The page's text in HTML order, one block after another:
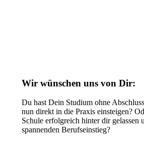
Wir wünschen uns von Dir:
Du hast Dein Stu­dium ohne
nun direkt in die Pra­xis ein­stei­gen?
Schule erfolg­reich hin­ter dir gelas­sen
spannenden Berufs­ein­stieg?